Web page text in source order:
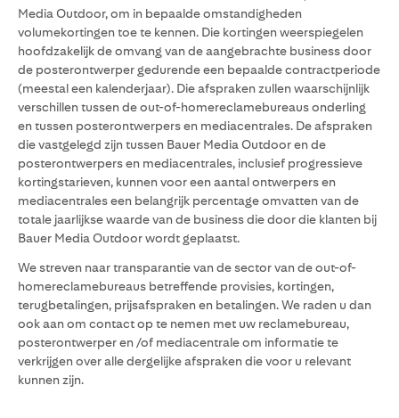
Media Outdoor, om in bepaalde omstandigheden
volumekortingen toe te kennen. Die kortingen weerspiegelen
hoofdzakelijk de omvang van de aangebrachte business door
de posterontwerper gedurende een bepaalde contractperiode
(meestal een kalenderjaar). Die afspraken zullen waarschijnlijk
verschillen tussen de out-of-homereclamebureaus onderling
en tussen posterontwerpers en mediacentrales. De afspraken
die vastgelegd zijn tussen Bauer Media Outdoor en de
posterontwerpers en mediacentrales, inclusief progressieve
kortingstarieven, kunnen voor een aantal ontwerpers en
mediacentrales een belangrijk percentage omvatten van de
totale jaarlijkse waarde van de business die door die klanten bij
Bauer Media Outdoor wordt geplaatst.
We streven naar transparantie van de sector van de out-of-
homereclamebureaus betreffende provisies, kortingen,
terugbetalingen, prijsafspraken en betalingen. We raden u dan
ook aan om contact op te nemen met uw reclamebureau,
posterontwerper en /of mediacentrale om informatie te
verkrijgen over alle dergelijke afspraken die voor u relevant
kunnen zijn.